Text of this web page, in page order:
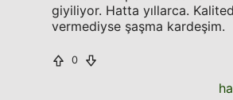
giyiliyor. Hatta yıllarca.
vermediyse şaşma kardeşim.
0